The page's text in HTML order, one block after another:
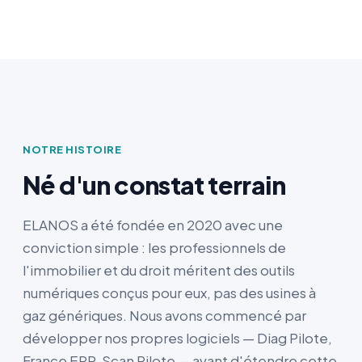
NOTRE HISTOIRE
Né d'un constat terrain
ELANOS a été fondée en 2020 avec une
conviction simple : les professionnels de
l'immobilier et du droit méritent des outils
numériques conçus pour eux, pas des usines à
gaz génériques. Nous avons commencé par
développer nos propres logiciels — Diag Pilote,